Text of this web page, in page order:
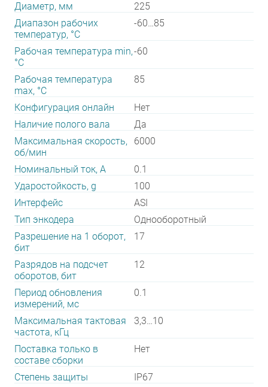
Диаметр, мм
225
Диапазон рабочих
температур, °С
-60…85
Рабочая температура min,
°С
-60
Рабочая температура
max, °С
85
Конфигурация онлайн
Нет
Наличие полого вала
Да
Максимальная скорость,
об/мин
6000
Номинальный ток, А
0.1
Ударостойкость, g
100
Интерфейс
ASI
Тип энкодера
Однооборотный
Разрешение на 1 оборот,
бит
17
Разрядов на подсчет
оборотов, бит
12
Период обновления
измерений, мс
0.1
Максимальная тактовая
частота, кГц
3,3…10
Поставка только в
составе сборки
Нет
Степень защиты
IP67